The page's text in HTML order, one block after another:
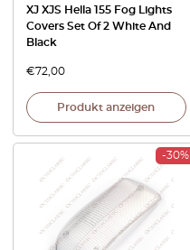
XJ XJS Hella 155 Fog Lights
Covers Set Of 2 White And
Black
€72,00
Produkt anzeigen
-30%